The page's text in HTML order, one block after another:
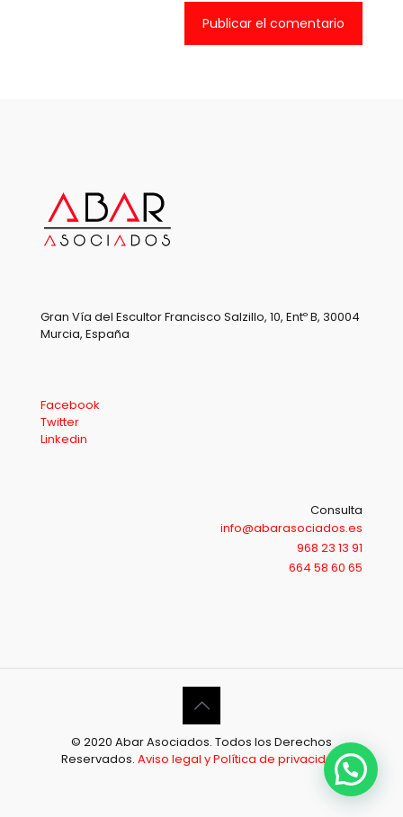
Gran Vía del Escultor Francisco Salzillo, 10, Entº B, 30004
Murcia, España
Facebook
Twitter
Linkedin
Consulta
info@abarasociados.es
968 23 13 91
664 58 60 65
© 2020 Abar Asociados. Todos los Derechos
Reservados. Aviso legal y Política de privacidad